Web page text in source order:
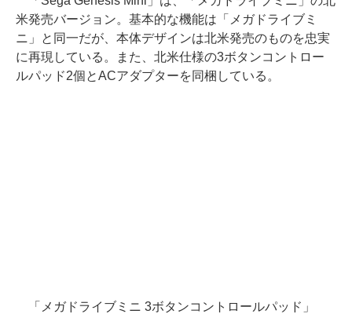
米発売バージョン。基本的な機能は「メガドライブミ
ニ」と同一だが、本体デザインは北米発売のものを忠実
に再現している。また、北米仕様の3ボタンコントロー
ルパッド2個とACアダプターを同梱している。
「メガドライブミニ 3ボタンコントロールパッド」